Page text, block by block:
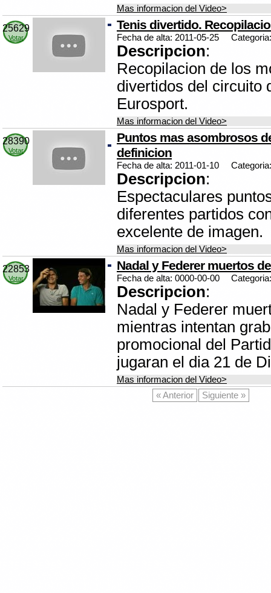
Mas informacion del Video>
25629
Votar
Tenis divertido.
Fecha de alta: 2011-05-25 Categoria:
Descripcion:
Recopilacion de los
divertidos del circuito
Eurosport.
Mas informacion del Video>
28390
Votar
Puntos mas asombrosos
definicion
Fecha de alta: 2011-01-10 Categoria:
Descripcion:
Espectaculares
diferentes partidos
excelente de imagen.
Mas informacion del Video>
22853
Votar
Nadal y Federer muertos
Fecha de alta: 0000-00-00 Categoria:
Descripcion:
Nadal y Federer
mientras intentan
promocional del
jugaran el dia 21 de
Mas informacion del Video>
« Anterior
Siguiente »